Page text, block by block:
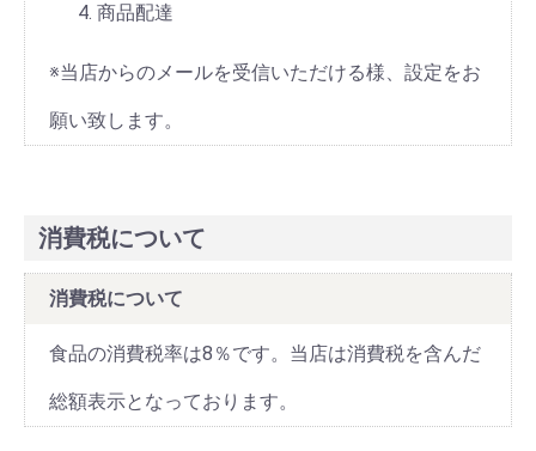
商品配達
※当店からのメールを受信いただける様、設定をお
願い致します。
消費税について
消費税について
食品の消費税率は8％です。当店は消費税を含んだ
総額表示となっております。